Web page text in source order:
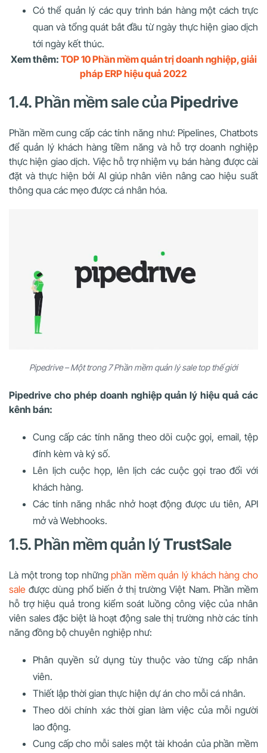
Có thể quản lý các quy trình bán hàng một cách trực
quan và tổng quát bắt đầu từ ngày thực hiện giao dịch
tới ngày kết thúc.
Xem thêm: TOP 10 Phần mềm quản trị doanh nghiệp, giải
pháp ERP hiệu quả 2022
1.4. Phần mềm sale của Pipedrive
Phần mềm cung cấp các tính năng như: Pipelines, Chatbots
để quản lý khách hàng tiềm năng và hỗ trợ doanh nghiệp
thực hiện giao dịch. Việc hỗ trợ nhiệm vụ bán hàng được cài
đặt và thực hiện bởi AI giúp nhân viên nâng cao hiệu suất
thông qua các mẹo được cá nhân hóa.
Pipedrive – Một trong 7 Phần mềm quản lý sale top thế giới
Pipedrive cho phép doanh nghiệp quản lý hiệu quả các
kênh bán:
Cung cấp các tính năng theo dõi cuộc gọi, email, tệp
đính kèm và ký số.
Lên lịch cuộc họp, lên lịch các cuộc gọi trao đổi với
khách hàng.
Các tính năng nhắc nhở hoạt động được ưu tiên, API
mở và Webhooks.
1.5. Phần mềm quản lýTrustSale
Là một trong top nhữngphần mềm quản lý khách hàng cho
sale được dùng phổ biến ở thị trường Việt Nam. Phần mềm
hỗ trợ hiệu quả trong kiểm soát luồng công việc của nhân
viên sales đặc biệt là hoạt động sale thị trường nhờ các tính
năng đồng bộ chuyên nghiệp như:
Phân quyền sử dụng tùy thuộc vào từng cấp nhân
viên.
Thiết lập thời gian thực hiện dự án cho mỗi cá nhân.
Theo dõi chính xác thời gian làm việc của mỗi người
lao động.
Cung cấp cho mỗi sales một tài khoản của phần mềm